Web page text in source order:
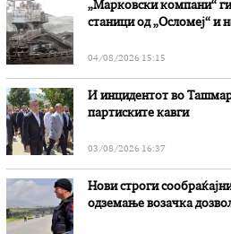
„Марковски компани“
станици од „Осломеј“ и
04/08/2026 15:15
И инцидентот во
партиските кавги
03/08/2026 16:37
Нови строги
одземање возачка